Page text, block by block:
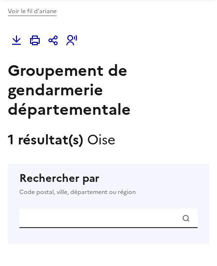
Voir le fil d'ariane
Groupement de
gendarmerie
départementale
1 résultat(s) Oise
Rechercher par
Code postal, ville, département ou région